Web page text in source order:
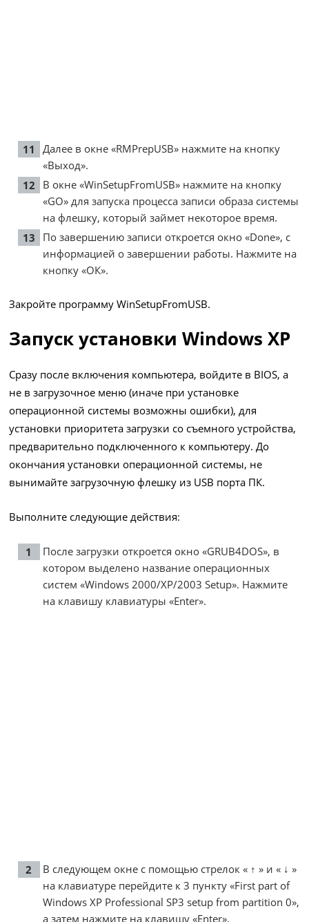
Далее в окне «RMPrepUSB» нажмите на кнопку
«Выход».
В окне «WinSetupFromUSB» нажмите на кнопку
«GO» для запуска процесса записи образа системы
на флешку, который займет некоторое время.
По завершению записи откроется окно «Done», с
информацией о завершении работы. Нажмите на
кнопку «ОК».
Закройте программу WinSetupFromUSB.
Запуск установки Windows XP
Сразу после включения компьютера, войдите в BIOS, а
не в загрузочное меню (иначе при установке
операционной системы возможны ошибки), для
установки приоритета загрузки со съемного устройства,
предварительно подключенного к компьютеру. До
окончания установки операционной системы, не
вынимайте загрузочную флешку из USB порта ПК.
Выполните следующие действия:
После загрузки откроется окно «GRUB4DOS», в
котором выделено название операционных
систем «Windows 2000/XP/2003 Setup». Нажмите
на клавишу клавиатуры «Enter».
В следующем окне с помощью стрелок « ↑ » и « ↓ »
на клавиатуре перейдите к 3 пункту «First part of
Windows XP Professional SP3 setup from partition 0»,
а затем нажмите на клавишу «Enter».